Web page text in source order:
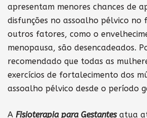
apresentam menores chances de
disfunções no assoalho pélvico
outros fatores, como o
menopausa, são desencadeados.
recomendado que todas as
exercícios de fortalecimento dos
assoalho pélvico desde o período
A Fisioterapia para Gestantesatua